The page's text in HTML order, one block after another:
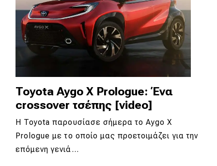
Νέα
Τεχνολογία
Mobility
Classic
Νέα
Παρουσιάσεις
Toyota Aygo X Prologue: Ένα
crossover τσέπης [video]
Η Toyota παρουσίασε σήμερα το Aygo X
Prologue με το οποίο μας προετοιμάζει για την
επόμενη γενιά…